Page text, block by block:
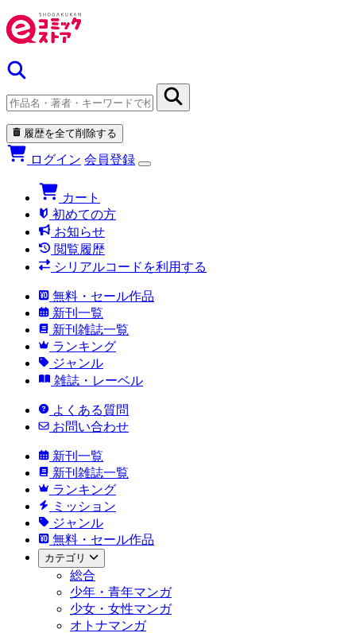
履歴を全て削除する
ログイン 会員登録
カート
初めての方
お知らせ
閲覧履歴
シリアルコードを利用する
無料・セール作品
新刊一覧
新刊雑誌一覧
ランキング
ジャンル
雑誌・レーベル
よくある質問
お問い合わせ
新刊一覧
新刊雑誌一覧
ランキング
ミッション
ジャンル
無料・セール作品
カテゴリ
総合
少年・青年マンガ
少女・女性マンガ
オトナマンガ